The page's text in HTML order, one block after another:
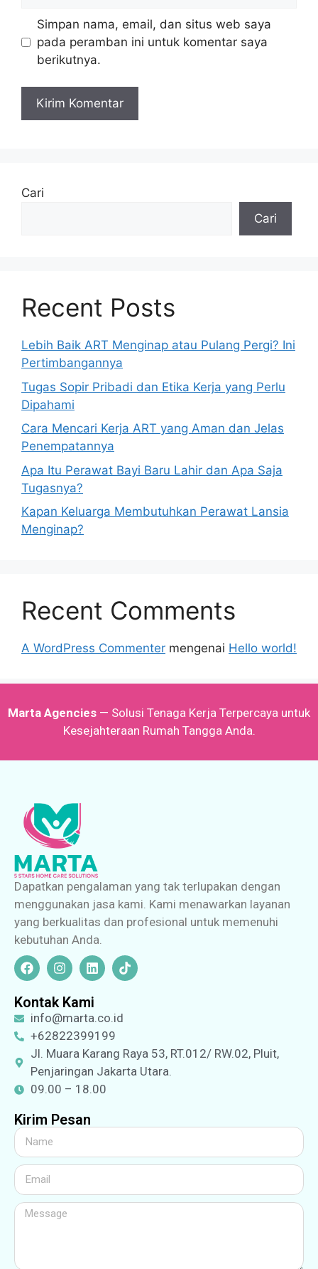
Simpan nama, email, dan situs web saya
pada peramban ini untuk komentar saya
berikutnya.
Cari
Cari
Recent Posts
Lebih Baik ART Menginap atau Pulang Pergi? Ini
Pertimbangannya
Tugas Sopir Pribadi dan Etika Kerja yang Perlu
Dipahami
Cara Mencari Kerja ART yang Aman dan Jelas
Penempatannya
Apa Itu Perawat Bayi Baru Lahir dan Apa Saja
Tugasnya?
Kapan Keluarga Membutuhkan Perawat Lansia
Menginap?
Recent Comments
A WordPress Commenter mengenai Hello world!
Marta Agencies — Solusi Tenaga Kerja Terpercaya untuk
Kesejahteraan Rumah Tangga Anda.
Dapatkan pengalaman yang tak terlupakan dengan
menggunakan jasa kami. Kami menawarkan layanan
yang berkualitas dan profesional untuk memenuhi
kebutuhan Anda.
Kontak Kami
info@marta.co.id
+62822399199
Jl. Muara Karang Raya 53, RT.012/ RW.02, Pluit,
Penjaringan Jakarta Utara.
09.00 – 18.00
Kirim Pesan